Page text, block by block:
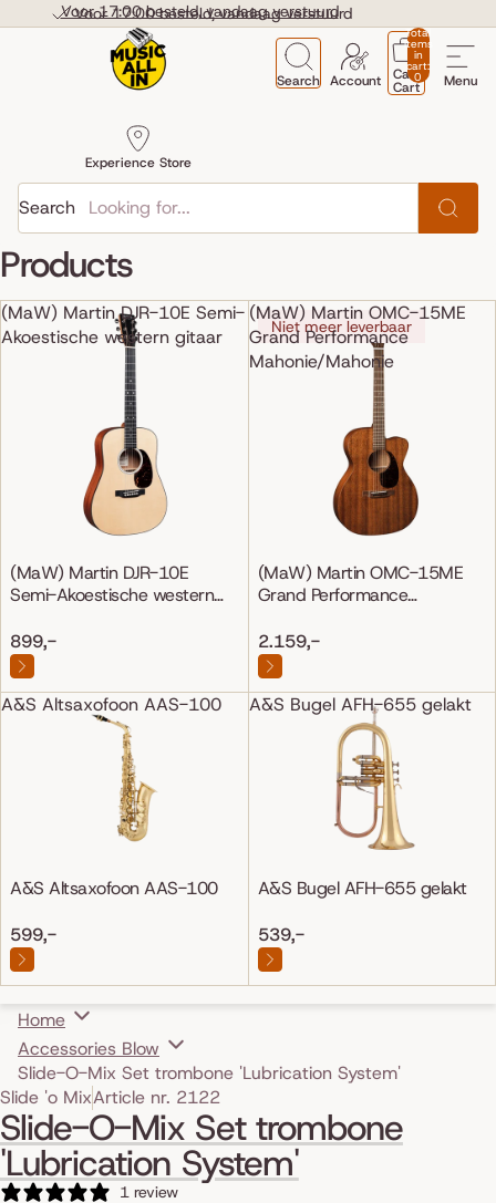
Voor 17:00 besteld, vandaag verstuurd
Voor 17:00 besteld, vandaag verstuurd
Menu
Search
Experience Store
Account
Total
items
in
cart:
0
Cart
Cart
Search
Products
(MaW) Martin DJR-10E Semi-
Akoestische western gitaar
(MaW) Martin DJR-10E
Semi-Akoestische western
899,-
(MaW) Martin OMC-15ME
Grand Performance
Mahonie/Mahonie
Niet meer leverbaar
(MaW) Martin OMC-15ME
Grand Performance
2.159,-
A&S Altsaxofoon AAS-100
A&S Altsaxofoon AAS-100
599,-
A&S Bugel AFH-655 gelakt
A&S Bugel AFH-655 gelakt
539,-
Home
Accessories Blow
Slide-O-Mix Set trombone 'Lubrication System'
Skip to product information
Slide 'o MixArticle nr. 2122
Slide-O-Mix Set trombone
'Lubrication System'
1 review